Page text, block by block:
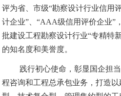
评为省、市级“勘察设计行业信用
计企业”、“AAA级信用评价企业”
批建设工程勘察设计行业“专精特
的知名度和美誉度。
践行初心使命，彰显国企担
程咨询和工程总承包业务，打造